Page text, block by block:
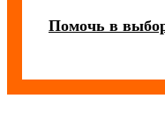
Помочь в